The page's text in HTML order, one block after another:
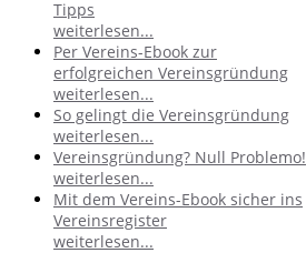
Tipps
weiterlesen...
Per Vereins-Ebook zur
erfolgreichen Vereinsgründung
weiterlesen...
So gelingt die Vereinsgründung
weiterlesen...
Vereinsgründung? Null Problemo!
weiterlesen...
Mit dem Vereins-Ebook sicher ins
Vereinsregister
weiterlesen...